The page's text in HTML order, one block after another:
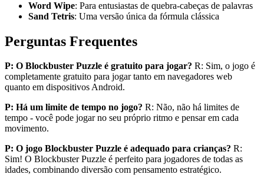
Word Wipe: Para entusiastas de quebra-cabeças de palavras
Sand Tetris: Uma versão única da fórmula clássica
Perguntas Frequentes
P: O Blockbuster Puzzle é gratuito para jogar? R: Sim, o jogo é
completamente gratuito para jogar tanto em navegadores web
quanto em dispositivos Android.
P: Há um limite de tempo no jogo? R: Não, não há limites de
tempo - você pode jogar no seu próprio ritmo e pensar em cada
movimento.
P: O jogo Blockbuster Puzzle é adequado para crianças? R:
Sim! O Blockbuster Puzzle é perfeito para jogadores de todas as
idades, combinando diversão com pensamento estratégico.